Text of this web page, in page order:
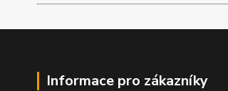
Informace pro zákazníky